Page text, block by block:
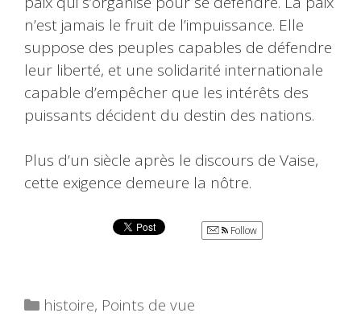
n’est jamais le fruit de l’impuissance. Elle
suppose des peuples capables de défendre
leur liberté, et une solidarité internationale
capable d’empêcher que les intérêts des
puissants décident du destin des nations.
Plus d’un siècle après le discours de Vaise,
cette exigence demeure la nôtre.
Follow
Catégories
histoire, Points de vue